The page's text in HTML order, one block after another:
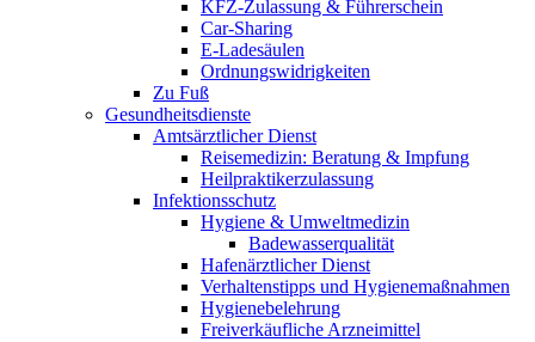
KFZ-Zulassung & Führerschein
Car-Sharing
E-Ladesäulen
Ordnungswidrigkeiten
Zu Fuß
Gesundheitsdienste
Amtsärztlicher Dienst
Reisemedizin: Beratung & Impfung
Heilpraktikerzulassung
Infektionsschutz
Hygiene & Umweltmedizin
Badewasserqualität
Hafenärztlicher Dienst
Verhaltenstipps und Hygienemaßnahmen
Hygienebelehrung
Freiverkäufliche Arzneimittel